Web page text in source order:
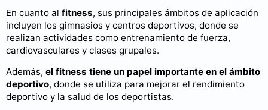
En cuanto al fitness, sus principales ámbitos de aplicación
incluyen los gimnasios y centros deportivos, donde se
realizan actividades como entrenamiento de fuerza,
cardiovasculares y clases grupales.
Además, el fitness tiene un papel importante en el ámbito
deportivo, donde se utiliza para mejorar el rendimiento
deportivo y la salud de los deportistas.